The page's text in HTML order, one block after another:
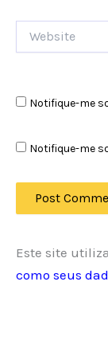
Notifique-me
Notifique-me
Este site
como seus